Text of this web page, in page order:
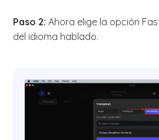
Paso 2:Ahora elige la opción
del idioma hablado.